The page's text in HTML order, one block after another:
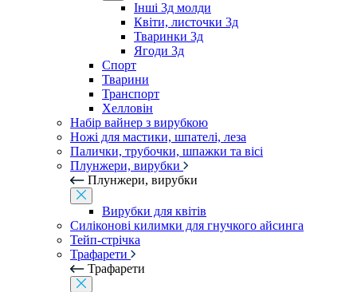
Інші 3д молди
Квіти, листочки 3д
Тваринки 3д
Ягоди 3д
Спорт
Тварини
Транспорт
Хелловін
Набір вайнер з вирубкою
Ножі для мастики, шпателі, леза
Палички, трубочки, шпажки та вісі
Плунжери, вирубки
Плунжери, вирубки
Вирубки для квітів
Силіконові килимки для гнучкого айсинга
Тейп-стрічка
Трафарети
Трафарети